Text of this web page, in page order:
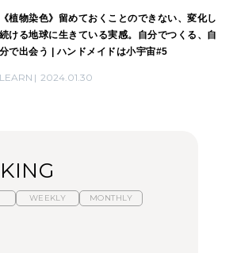
《植物染色》留めておくことのできない、変化し
続ける地球に生きている実感。自分でつくる、自
分で出会う | ハンドメイドは小宇宙#5
LEARN 2024.01.30
WEEKLY MONTHLY